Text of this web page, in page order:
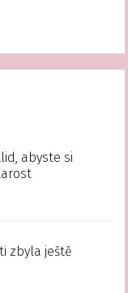
abyste si
zbyla ještě